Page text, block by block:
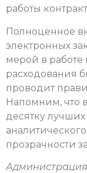
работы
Полноценное
электронных
мерой в
расходования
проводит
Напомним, что
десятку
прозрачности